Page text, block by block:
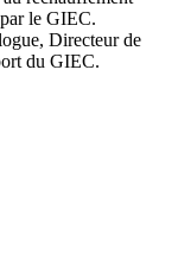
le GIEC.
Directeur de
du GIEC.